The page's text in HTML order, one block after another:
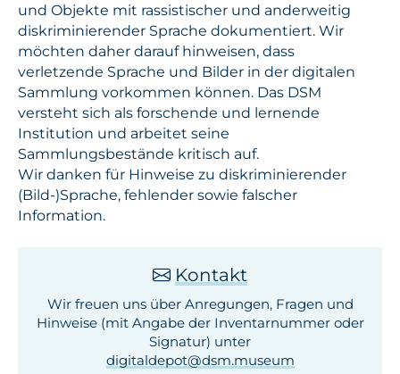
und Objekte mit rassistischer und anderweitig
diskriminierender Sprache dokumentiert. Wir
möchten daher darauf hinweisen, dass
verletzende Sprache und Bilder in der digitalen
Sammlung vorkommen können. Das DSM
versteht sich als forschende und lernende
Institution und arbeitet seine
Sammlungsbestände kritisch auf.
Wir danken für Hinweise zu diskriminierender
(Bild-)Sprache, fehlender sowie falscher
Information.
Kontakt
Wir freuen uns über Anregungen, Fragen und
Hinweise (mit Angabe der Inventar­nummer oder
Signatur) unter
digitaldepot­@dsm.museum